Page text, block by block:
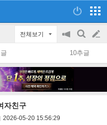
전체보기
공
지
on/off
검
색
글
쓰
10추글
자친구
2026-05-20 15:56:29